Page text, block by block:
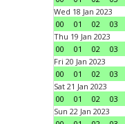
Wed 18 Jan 2023
00
01 02 03
Thu 19 Jan 2023
00
01 02 03
Fri 20 Jan 2023
00
01 02 03
Sat 21 Jan 2023
00
01 02 03
Sun 22 Jan 2023